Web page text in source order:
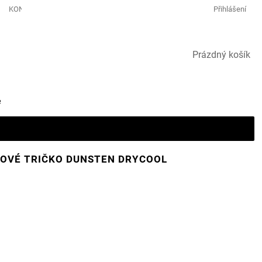
KONTAKTY GOLF & LEISURE Přihlášení
NÁKUPNÍ
Prázdný košík
TRIČKO DUNSTEN DRYCOOL